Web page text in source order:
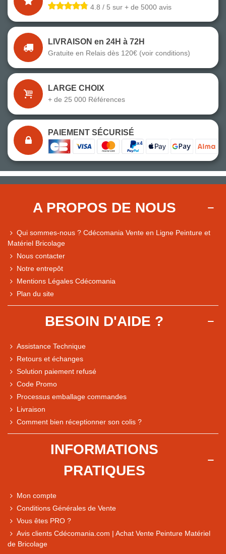
Note du magasin sur Google
Comparaison des performances du magasin
Retours sous 14 jours
4.8 / 5 sur + de 5000 avis
LIVRAISON en 24H à 72H
Gratuite en Relais dès 120€ (voir conditions)
LARGE CHOIX
+ de 25 000 Références
PAIEMENT SÉCURISÉ
A PROPOS DE NOUS
Qui sommes-nous ? Cdécomania Vente en Ligne Peinture et
Matériel Bricolage
Nous contacter
Notre entrepôt
Mentions Légales Cdécomania
Plan du site
BESOIN D'AIDE ?
Assistance Technique
Retours et échanges
Solution paiement refusé
Code Promo
Processus emballage commandes
Livraison
Comment bien réceptionner son colis ?
INFORMATIONS
PRATIQUES
Mon compte
Conditions Générales de Vente
Vous êtes PRO ?
Avis clients Cdécomania.com | Achat Vente Peinture Matériel
de Bricolage